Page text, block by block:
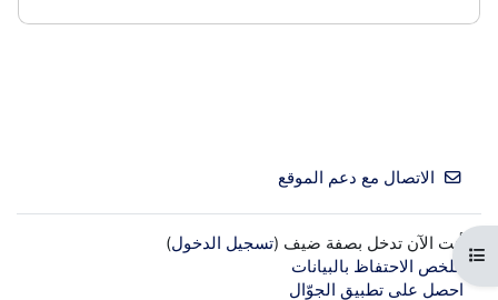
فتح فهرس المقرر
الاتصال مع دعم الموقع
أنت الآن تدخل بصفة ضيف (تسجيل الدخول)
ملخص الاحتفاظ بالبيانات
احصل على تطبيق الجوّال